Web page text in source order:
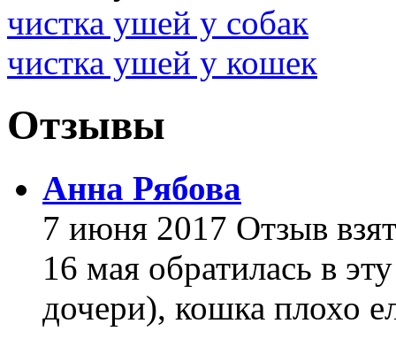
чистка ушей у собак
чистка ушей у кошек
Отзывы
Анна Рябова
7 июня 2017 Отзыв
16 мая обратилась в
дочери), кошка плохо